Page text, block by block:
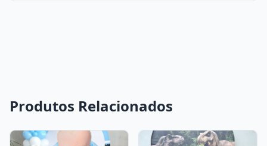
Produtos Relacionados